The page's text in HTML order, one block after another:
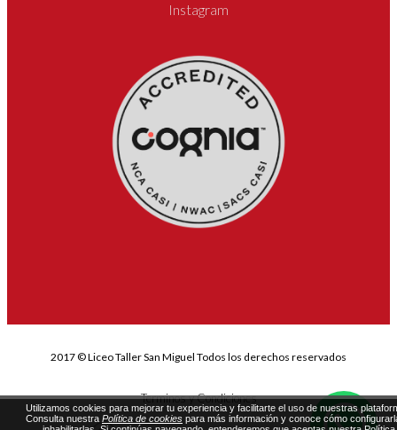
Instagram
2017 © Liceo Taller San Miguel Todos los derechos reservados
Terminos y Condiciones
Utilizamos cookies para mejorar tu experiencia y facilitarte el uso de nuestras
Consulta nuestra Política de cookies para más información y conoce cómo